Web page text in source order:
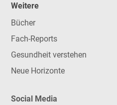
Weitere
Bücher
Fach-Reports
Gesundheit verstehen
Neue Horizonte
Social Media